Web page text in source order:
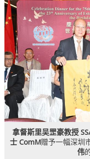
拿督斯里吴罡豪教授
士 ComM赠予一幅深圳
伟